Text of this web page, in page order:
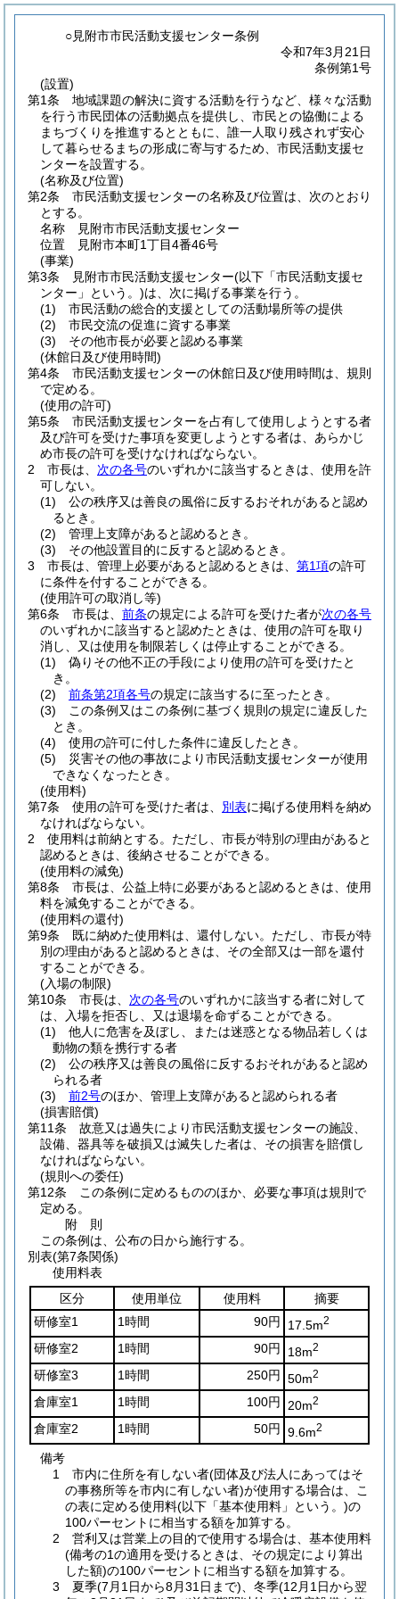
○見附市市民活動支援センター条例
令和7年3月21日
条例第1号
(設置)
第1条
地域課題の解決に資する活動を行うなど、様々な活動
を行う市民団体の活動拠点を提供し、市民との協働による
まちづくりを推進するとともに、誰一人取り残されず安心
して暮らせるまちの形成に寄与するため、市民活動支援セ
ンターを設置する。
(名称及び位置)
第2条
市民活動支援センターの名称及び位置は、次のとおり
とする。
名称 見附市市民活動支援センター
位置 見附市本町1丁目4番46号
(事業)
第3条
見附市市民活動支援センター(以下「市民活動支援セ
ンター」という。)は、次に掲げる事業を行う。
(1)
市民活動の総合的支援としての活動場所等の提供
(2)
市民交流の促進に資する事業
(3)
その他市長が必要と認める事業
(休館日及び使用時間)
第4条
市民活動支援センターの休館日及び使用時間は、規則
で定める。
(使用の許可)
第5条
市民活動支援センターを占有して使用しようとする者
及び許可を受けた事項を変更しようとする者は、あらかじ
め市長の許可を受けなければならない。
2
市長は、 次の各号のいずれかに該当するときは、使用を許
可しない。
(1)
公の秩序又は善良の風俗に反するおそれがあると認め
るとき。
(2)
管理上支障があると認めるとき。
(3)
その他設置目的に反すると認めるとき。
3
市長は、管理上必要があると認めるときは、 第1項の許可
に条件を付することができる。
(使用許可の取消し等)
第6条
市長は、 前条の規定による許可を受けた者が次の各号
のいずれかに該当すると認めたときは、使用の許可を取り
消し、又は使用を制限若しくは停止することができる。
(1)
偽りその他不正の手段により使用の許可を受けたと
き。
(2)
前条第2項各号の規定に該当するに至ったとき。
(3)
この条例又はこの条例に基づく規則の規定に違反した
とき。
(4)
使用の許可に付した条件に違反したとき。
(5)
災害その他の事故により市民活動支援センターが使用
できなくなったとき。
(使用料)
第7条
使用の許可を受けた者は、 別表に掲げる使用料を納め
なければならない。
2
使用料は前納とする。 ただし、市長が特別の理由があると
認めるときは、後納させることができる。
(使用料の減免)
第8条
市長は、公益上特に必要があると認めるときは、使用
料を減免することができる。
(使用料の還付)
第9条
既に納めた使用料は、還付しない。 ただし、市長が特
別の理由があると認めるときは、その全部又は一部を還付
することができる。
(入場の制限)
第10条
市長は、 次の各号のいずれかに該当する者に対して
は、入場を拒否し、又は退場を命ずることができる。
(1)
他人に危害を及ぼし、または迷惑となる物品若しくは
動物の類を携行する者
(2)
公の秩序又は善良の風俗に反するおそれがあると認め
られる者
(3)
前2号のほか、管理上支障があると認められる者
(損害賠償)
第11条
故意又は過失により市民活動支援センターの施設、
設備、器具等を破損又は滅失した者は、その損害を賠償し
なければならない。
(規則への委任)
第12条
この条例に定めるもののほか、必要な事項は規則で
定める。
附 則
この条例は、公布の日から施行する。
別表(第7条関係)
使用料表
区分
使用単位 使用料
摘要
研修室1
1時間 90円 17.5m2
研修室2 1時間 90円 18m2
研修室3 1時間 250円 50m2
倉庫室1 1時間 100円 20m2
倉庫室2 1時間 50円 9.6m2
備考
1 市内に住所を有しない者(団体及び法人にあってはそ
の事務所等を市内に有しない者)が使用する場合は、こ
の表に定める使用料(以下「基本使用料」という。)の
100パーセントに相当する額を加算する。
2 営利又は営業上の目的で使用する場合は、基本使用料
(備考の1の適用を受けるときは、その規定により算出
した額)の100パーセントに相当する額を加算する。
3 夏季(7月1日から8月31日まで)、冬季(12月1日から翌